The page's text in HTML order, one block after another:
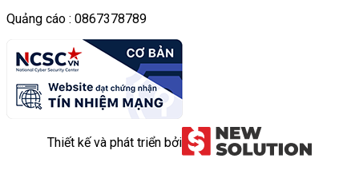
Quảng cáo : 0867378789
Thiết kế và phát triển bởi